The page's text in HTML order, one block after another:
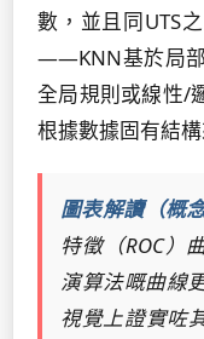
數，並且同UTS
——KNN基於局
全局規則或線性/
根據數據固有結
圖表解讀（概
特徵（ROC）
演算法嘅曲線
視覺上證實咗